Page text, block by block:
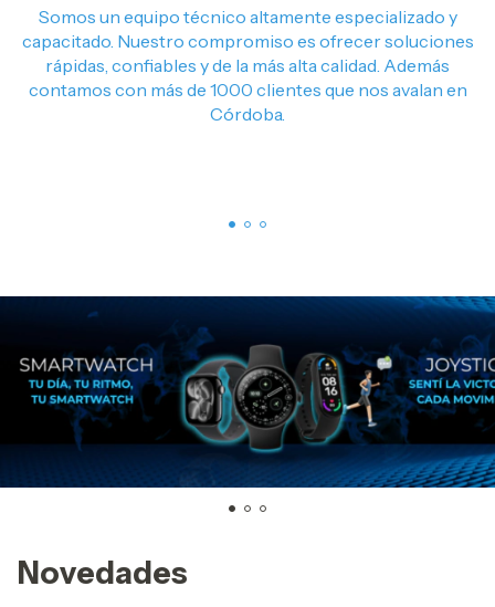
Somos un equipo técnico altamente especializado y
capacitado. Nuestro compromiso es ofrecer soluciones
rápidas, confiables y de la más alta calidad. Además
contamos con más de 1000 clientes que nos avalan en
Córdoba.
Novedades